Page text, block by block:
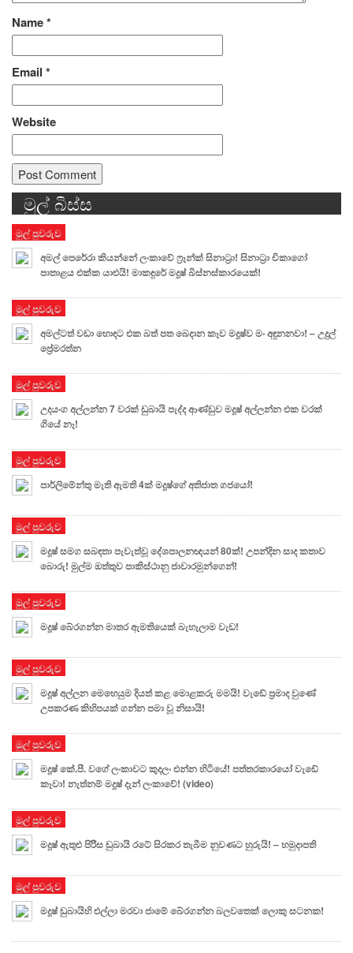
Name*
Email *
Website
Alternative:
මුල් බිස්ස
මුල් පුවරුව
අමල් පෙරේරා කියන්නේ ලංකාවේ ෆ්‍රෑන්ක් සිනාට්‍රා! සිනාට්‍රා චිකාගෝ
පාතාළය එක්ක යාළුයි! මාකඳුරේ මදූෂ් බිස්නස්කාරයෙක්!
මුල් පුවරුව
අමල්ටත් වඩා හොඳට එක බත් පත බෙදාන කෑව මදූෂ්ව මං අඳුනනවා! – උදුල්
ප්‍රේමරත්න
මුල් පුවරුව
උදයංග අල්ලන්න 7 වරක් ඩුබායි පැද්ද ආණ්ඩුව මදූෂ් අල්ලන්න එක වරක්
ගියේ නෑ!
මුල් පුවරුව
පාර්ලිමේන්තු මැති ඇමති 4ක් මදූෂ්ගේ අතිජාත ගජයෝ!
මුල් පුවරුව
මදූෂ් සමග සබඳතා පැවැත්වූ දේශපාලනඥයන් 80ක්! උපන්දින සාද කතාව
බොරු! මුල්ම ඔත්තුව පාකිස්ථානු ජාවාරමුන්ගෙන්!
මුල් පුවරුව
මදූෂ් බේරගන්න මාතර ඇමතියෙක් බැහැලාම වැඩ!
මුල් පුවරුව
මදූෂ් අල්ලන මෙහෙයුම දියත් කළ මොළකරු මමයි! වැඩේ ප්‍රමාද වුණේ
උපකරණ කිහිපයක් ගන්න පමා වූ නිසායි!
මුල් පුවරුව
මදූෂ් කේ.පී. වගේ ලංකාවට කුදලං එන්න හිටියේ! පත්තරකාරයෝ වැඩේ
කෑවා! නැත්නම් මදූෂ් දැන් ලංකාවේ! (video)
මුල් පුවරුව
මදූෂ් ඇතුළු පිරිිස ඩුබායි රටේ සිරකර තැබීම නුවණට හුරුයි! – හමුදාපති
මුල් පුවරුව
මදූෂ් ඩුබායිහි එල්ලා මරවා ජාමේ බේරගන්න බලවතෙක් ලොකු සටනක!